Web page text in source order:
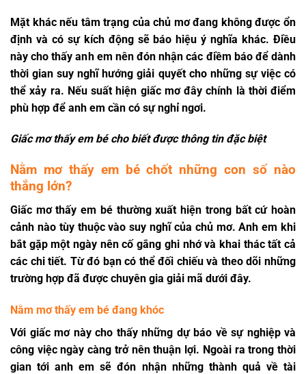
Mặt khác nếu tâm trạng của chủ mơ đang không được ổn
định và có sự kích động sẽ báo hiệu ý nghĩa khác. Điều
này cho thấy anh em nên đón nhận các điềm báo để dành
thời gian suy nghĩ hướng giải quyết cho những sự việc có
thể xảy ra. Nếu suất hiện giấc mơ đây chính là thời điểm
phù hợp để anh em cần có sự nghỉ ngơi.
Giấc mơ thấy em bé cho biết được thông tin đặc biệt
Nằm mơ thấy em bé chốt những con số nào
thắng lớn?
Giấc mơ thấy em bé thường xuất hiện trong bất cứ hoàn
cảnh nào tùy thuộc vào suy nghĩ của chủ mơ. Anh em khi
bắt gặp một ngày nên cố gắng ghi nhớ và khai thác tất cả
các chi tiết. Từ đó bạn có thể đối chiếu và theo dõi những
trường hợp đã được chuyên gia giải mã dưới đây.
Nằm mơ thấy em bé đang khóc
Với giấc mơ này cho thấy những dự báo về sự nghiệp và
công việc ngày càng trở nên thuận lợi. Ngoài ra trong thời
gian tới anh em sẽ đón nhận những thành quả về tài